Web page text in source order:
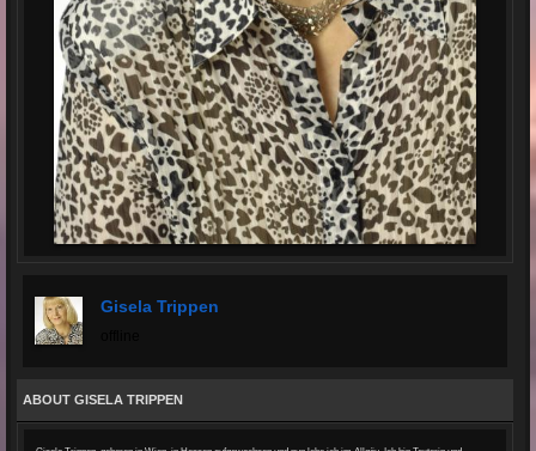
Gisela Trippen
ABOUT GISELA TRIPPEN